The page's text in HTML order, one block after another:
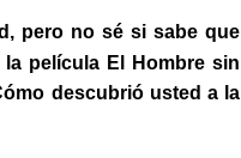
pero no sé si sabe que
película El Hombre sin
descubrió usted a la